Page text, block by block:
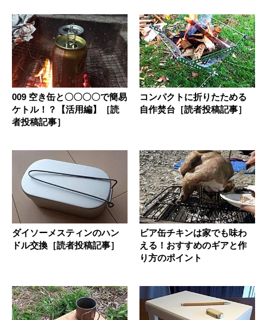
009 空き缶と〇〇〇〇で簡易
ケトル！？【活用編】［読
者投稿記事］
コンパクトに折りたためる
自作焚台［読者投稿記事］
ダイソーメスティンのハン
ドル交換［読者投稿記事］
ビア缶チキンは家でも味わ
える！おすすめのギアと作
り方のポイント